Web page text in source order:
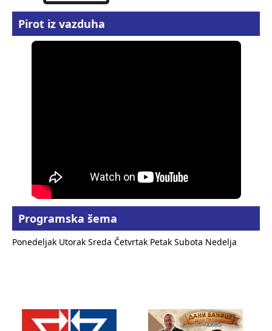
Pirot iz vazduha
Programska šema
Ponedeljak Utorak Sreda Četvrtak Petak Subota Nedelja